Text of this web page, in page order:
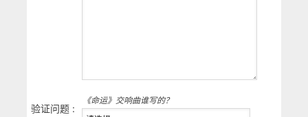
验证问题 :
《命运》交响曲谁写的？